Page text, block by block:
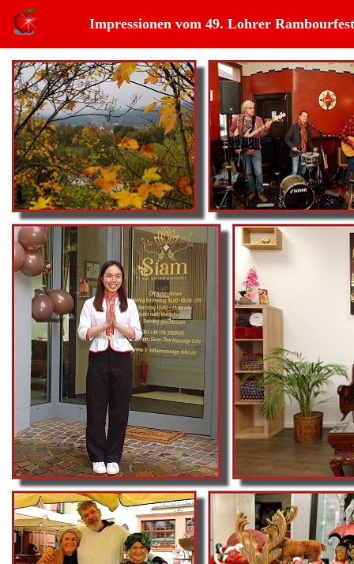
Impressionen vom 49. Lohrer